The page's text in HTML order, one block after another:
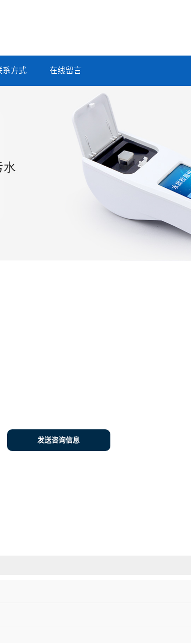
系方式 在线留言
发送咨询信息